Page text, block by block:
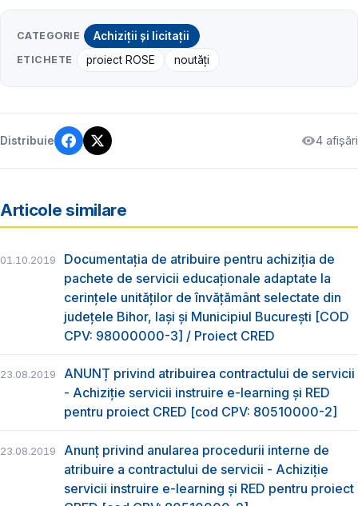
CATEGORIE Achiziții și licitații
ETICHETE proiect ROSE noutăți
Distribuie 4 afișări
Articole similare
01.10.2019
Documentația de atribuire pentru achiziția de
pachete de servicii educaționale adaptate la
cerințele unităților de învățământ selectate din
județele Bihor, Iași și Municipiul București [COD
CPV: 98000000-3] / Proiect CRED
23.08.2019
ANUNȚ privind atribuirea contractului de servicii
- Achiziție servicii instruire e-learning și RED
pentru proiect CRED [cod CPV: 80510000-2]
23.08.2019
Anunț privind anularea procedurii interne de
atribuire a contractului de servicii - Achiziție
servicii instruire e-learning și RED pentru proiect